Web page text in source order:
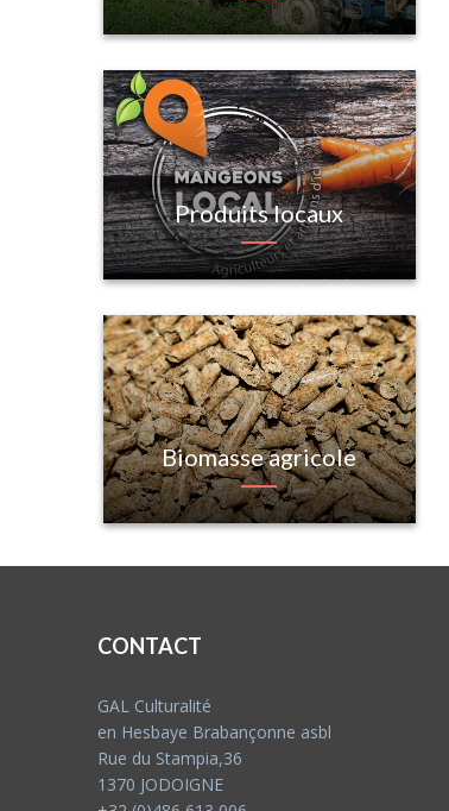
Produits locaux
Biomasse agricole
CONTACT
GAL Culturalité
en Hesbaye Brabançonne asbl
Rue du Stampia,36
1370 JODOIGNE